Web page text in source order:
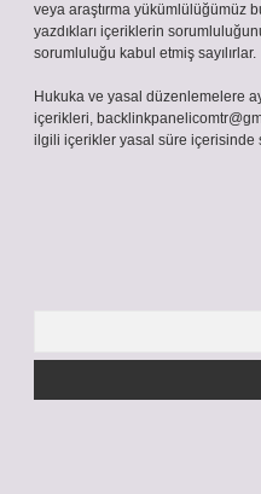
veya araştırma yükümlülüğümüz
yazdıkları içeriklerin
sorumluluğu kabul etmiş sayılırlar.
Hukuka ve yasal düzenlemelere
içerikleri,
ilgili içerikler yasal süre içerisinde